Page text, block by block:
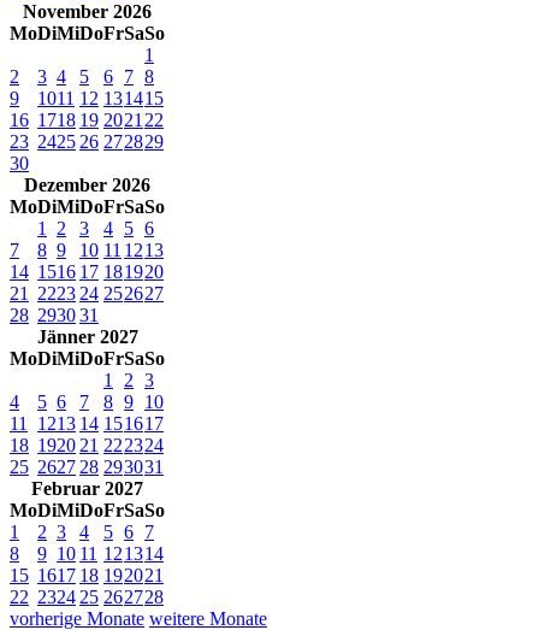
November 2026
MoDiMiDoFrSaSo
1
2
3 4 5 6 7 8
9
1011 12 131415
16 1718 19 2021 22
23 2425 26 272829
30
Dezember 2026
MoDiMiDoFrSaSo
1
2 3 4 5 6
7
8 9 10 11 1213
14 1516 17 181920
21
2223 24 252627
28 293031
Jänner 2027
MoDiMiDoFrSaSo
1
2 3
4
5 6 7 8 9 10
11
1213 14 151617
18 1920 21 222324
25 2627 28 293031
Februar 2027
MoDiMiDoFrSaSo
1
2 3 4 5 6 7
8
9 10 11 121314
15 1617 18 192021
22 2324 25 262728
vorherige Monate weitere Monate